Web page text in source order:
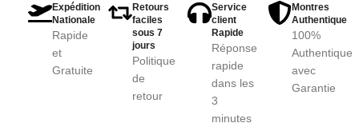
Expédition
Nationale
Rapide
et
Gratuite
Retours
faciles
sous 7
jours
Politique
de
retour
Service
client
Rapide
Réponse
rapide
dans les
3
minutes
Montres
Authentique
100%
Authentique
avec
Garantie